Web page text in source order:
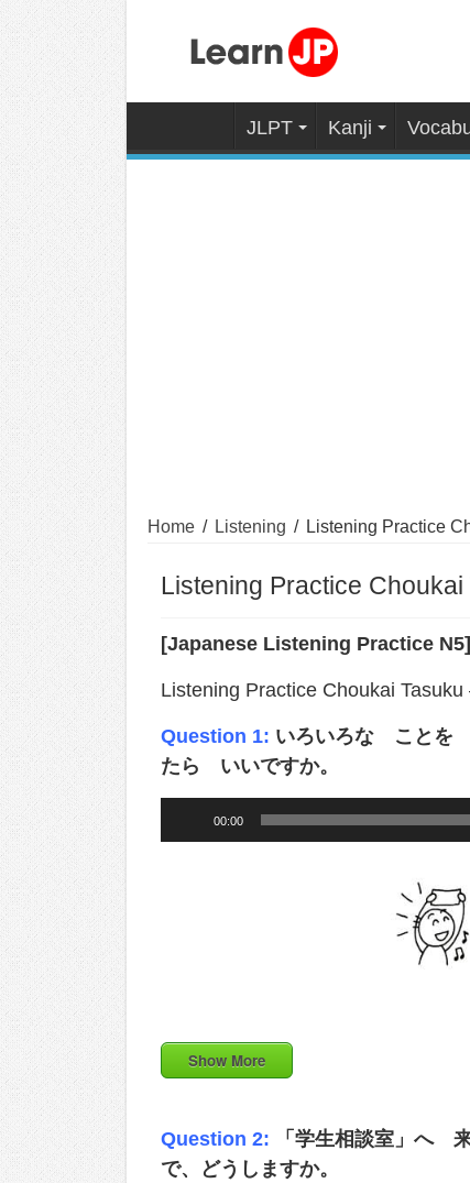
JLPT Kanji
Home / Listening / Listening Practice
Listening Practice
[Japanese Listening Practice N5]
Listening Practice Choukai Tasuku
Question 1: いろいろな こと
たら いいですか。
Player
00:00
Show More
Question 2: 「学生相談室」へ
で、どうしますか。